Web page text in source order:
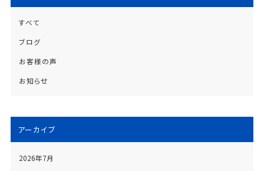
すべて
ブログ
お客様の声
お知らせ
アーカイブ
2026年7月